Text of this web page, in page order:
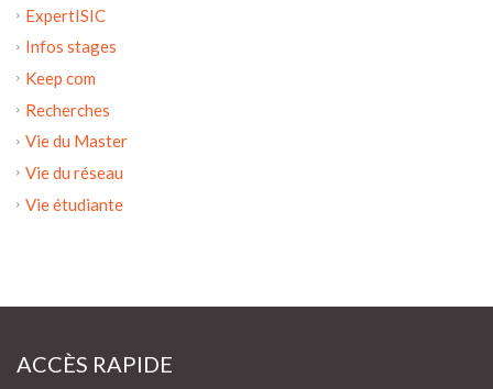
ExpertISIC
Infos stages
Keep com
Recherches
Vie du Master
Vie du réseau
Vie étudiante
ACCÈS RAPIDE